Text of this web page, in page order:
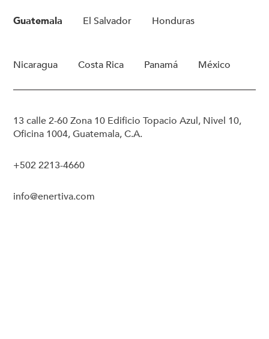
Guatemala El Salvador Honduras
Nicaragua Costa Rica Panamá México
13 calle 2-60 Zona 10 Edificio Topacio Azul, Nivel 10,
Oficina 1004, Guatemala, C.A.
+502 2213-4660
info@enertiva.com